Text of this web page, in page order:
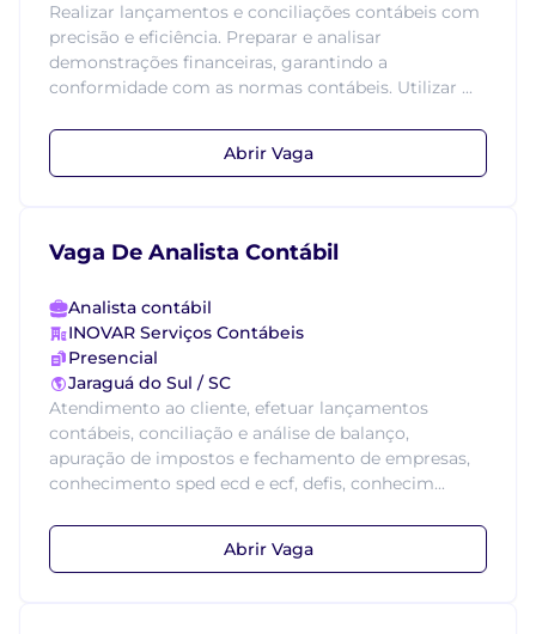
Realizar lançamentos e conciliações contábeis com
precisão e eficiência. Preparar e analisar
demonstrações financeiras, garantindo a
conformidade com as normas contábeis. Utilizar ...
Abrir Vaga
Vaga De Analista Contábil
Analista contábil
INOVAR Serviços Contábeis
Presencial
Jaraguá do Sul / SC
Atendimento ao cliente, efetuar lançamentos
contábeis, conciliação e análise de balanço,
apuração de impostos e fechamento de empresas,
conhecimento sped ecd e ecf, defis, conhecim...
Abrir Vaga